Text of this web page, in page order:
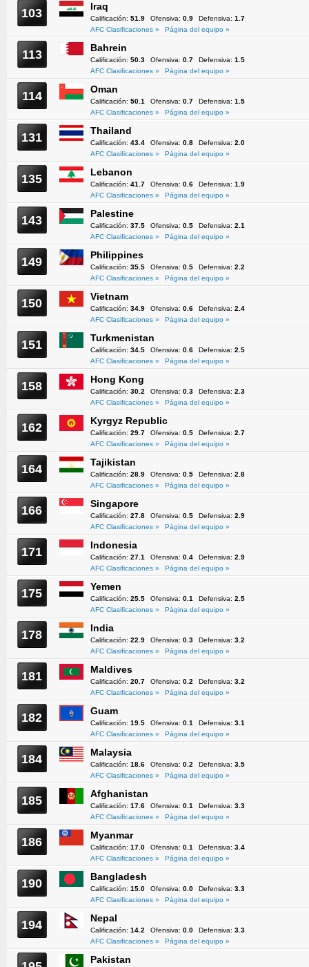
103 Iraq
Calificación: 51.9 Ofensiva: 0.9 Defensiva: 1.7
AFC Clasificaciones »
Página del equipo »
113 Bahrein
Calificación: 50.3 Ofensiva: 0.7 Defensiva: 1.5
AFC Clasificaciones »
Página del equipo »
114 Oman
Calificación: 50.1 Ofensiva: 0.7 Defensiva: 1.5
AFC Clasificaciones »
Página del equipo »
131 Thailand
Calificación: 43.4 Ofensiva: 0.8 Defensiva: 2.0
AFC Clasificaciones »
Página del equipo »
135 Lebanon
Calificación: 41.7 Ofensiva: 0.6 Defensiva: 1.9
AFC Clasificaciones »
Página del equipo »
143 Palestine
Calificación: 37.5 Ofensiva: 0.5 Defensiva: 2.1
AFC Clasificaciones »
Página del equipo »
149 Philippines
Calificación: 35.5 Ofensiva: 0.5 Defensiva: 2.2
AFC Clasificaciones »
Página del equipo »
150 Vietnam
Calificación: 34.9 Ofensiva: 0.6 Defensiva: 2.4
AFC Clasificaciones »
Página del equipo »
151 Turkmenistan
Calificación: 34.5 Ofensiva: 0.6 Defensiva: 2.5
AFC Clasificaciones »
Página del equipo »
158 Hong Kong
Calificación: 30.2 Ofensiva: 0.3 Defensiva: 2.3
AFC Clasificaciones »
Página del equipo »
162 Kyrgyz Republic
Calificación: 29.7 Ofensiva: 0.5 Defensiva: 2.7
AFC Clasificaciones »
Página del equipo »
164 Tajikistan
Calificación: 28.9 Ofensiva: 0.5 Defensiva: 2.8
AFC Clasificaciones »
Página del equipo »
166 Singapore
Calificación: 27.8 Ofensiva: 0.5 Defensiva: 2.9
AFC Clasificaciones »
Página del equipo »
171 Indonesia
Calificación: 27.1 Ofensiva: 0.4 Defensiva: 2.9
AFC Clasificaciones »
Página del equipo »
175 Yemen
Calificación: 25.5 Ofensiva: 0.1 Defensiva: 2.5
AFC Clasificaciones »
Página del equipo »
178 India
Calificación: 22.9 Ofensiva: 0.3 Defensiva: 3.2
AFC Clasificaciones »
Página del equipo »
181 Maldives
Calificación: 20.7 Ofensiva: 0.2 Defensiva: 3.2
AFC Clasificaciones »
Página del equipo »
182 Guam
Calificación: 19.5 Ofensiva: 0.1 Defensiva: 3.1
AFC Clasificaciones »
Página del equipo »
184 Malaysia
Calificación: 18.6 Ofensiva: 0.2 Defensiva: 3.5
AFC Clasificaciones »
Página del equipo »
185 Afghanistan
Calificación: 17.6 Ofensiva: 0.1 Defensiva: 3.3
AFC Clasificaciones »
Página del equipo »
186 Myanmar
Calificación: 17.0 Ofensiva: 0.1 Defensiva: 3.4
AFC Clasificaciones »
Página del equipo »
190 Bangladesh
Calificación: 15.0 Ofensiva: 0.0 Defensiva: 3.3
AFC Clasificaciones »
Página del equipo »
194 Nepal
Calificación: 14.2 Ofensiva: 0.0 Defensiva: 3.3
AFC Clasificaciones »
Página del equipo »
Pakistan